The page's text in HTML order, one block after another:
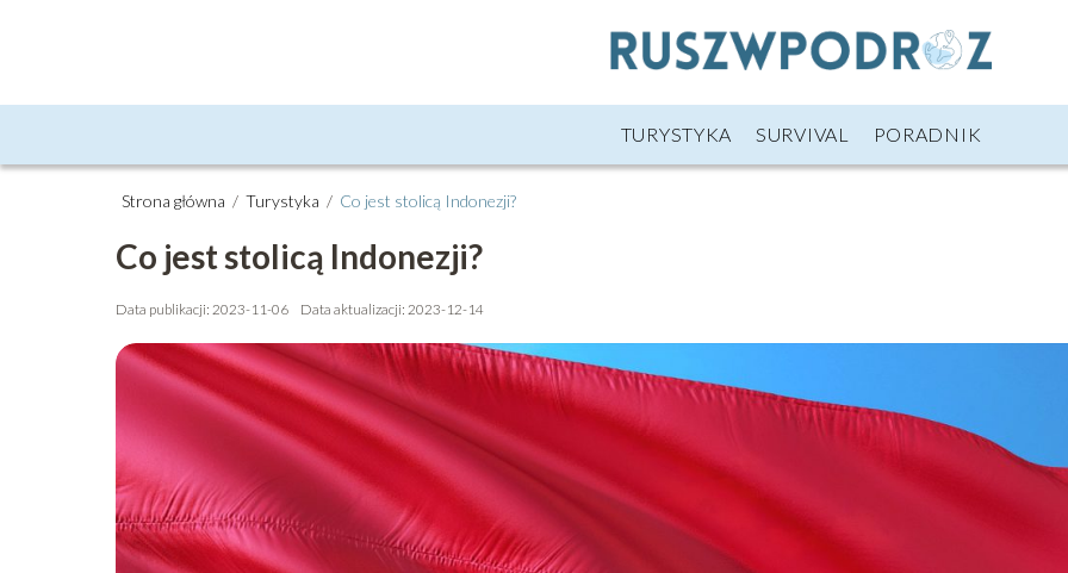
TURYSTYKA SURVIVAL PORADNIK
Strona główna / Turystyka / Co jest stolicą Indonezji?
Co jest stolicą Indonezji?
Data publikacji: 2023-11-06 Data aktualizacji: 2023-12-14